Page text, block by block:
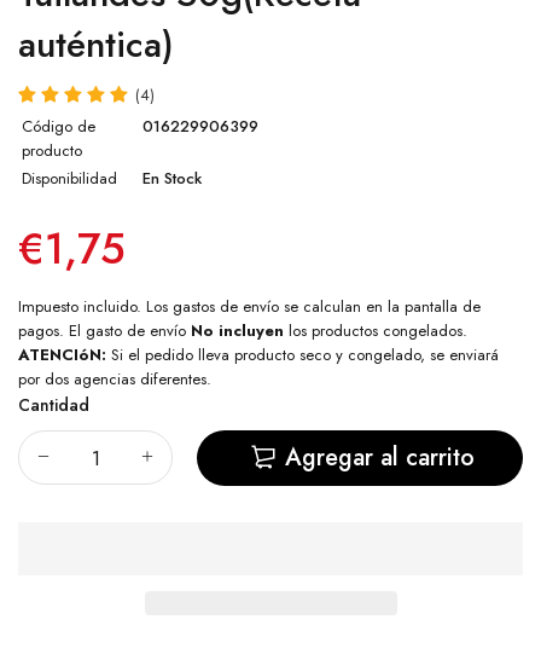
auténtica)
(4)
Código de
producto
016229906399
Disponibilidad En Stock
€1,75
Impuesto incluido. Los gastos de envío se calculan en la pantalla de
pagos. El gasto de envío No incluyen los productos congelados.
ATENCIóN: Si el pedido lleva producto seco y congelado, se enviará
por dos agencias diferentes.
Cantidad
Agregar al carrito